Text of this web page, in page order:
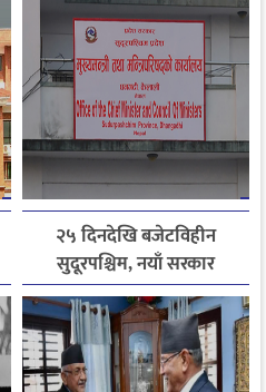
२५ दिनदेखि बजेटविहीन
सुदूरपश्चिम, नयाँ सरकार
गठनसँगै बजेट ल्याउने चुनौती